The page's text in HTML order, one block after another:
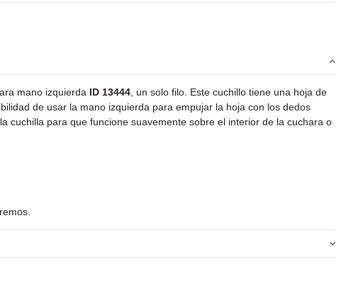
mano izquierda ID 13444 , un solo filo. Este cuchillo tiene una hoja de
de usar la mano izquierda para empujar la hoja con los dedos
cuchilla para que funcione suavemente sobre el interior de la cuchara o